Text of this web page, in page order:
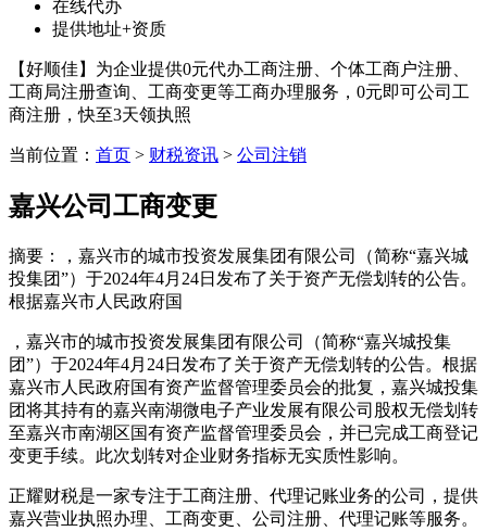
在线代办
提供地址+资质
【好顺佳】为企业提供0元代办工商注册、个体工商户注册、
工商局注册查询、工商变更等工商办理服务，0元即可公司工
商注册，快至3天领执照
当前位置： 首页 > 财税资讯 > 公司注销
嘉兴公司工商变更
摘要：，嘉兴市的城市投资发展集团有限公司（简称“嘉兴城
投集团”）于2024年4月24日发布了关于资产无偿划转的公告。
根据嘉兴市人民政府国
，嘉兴市的城市投资发展集团有限公司（简称“嘉兴城投集
团”）于2024年4月24日发布了关于资产无偿划转的公告。根据
嘉兴市人民政府国有资产监督管理委员会的批复，嘉兴城投集
团将其持有的嘉兴南湖微电子产业发展有限公司股权无偿划转
至嘉兴市南湖区国有资产监督管理委员会，并已完成工商登记
变更手续。此次划转对企业财务指标无实质性影响。
正耀财税是一家专注于工商注册、代理记账业务的公司，提供
嘉兴营业执照办理、工商变更、公司注册、代理记账等服务。